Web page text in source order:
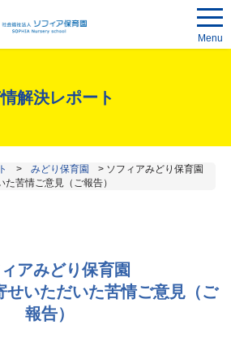
Menu
解決レポート
> みどり保育園 > ソフィアみどり保育園
苦情ご意見（ご報告）
アみどり保育園
せいただいた苦情ご意見（ご
報告）